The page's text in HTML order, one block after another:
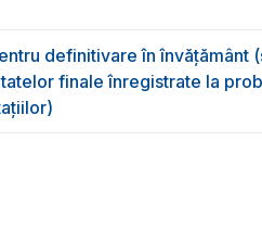
definitivare în învățământ
finale înregistrate la